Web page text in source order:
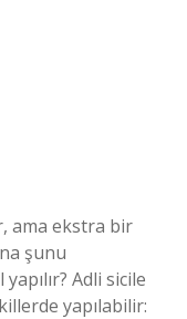
ama ekstra bir
şunu
Adli sicile
yapılabilir: